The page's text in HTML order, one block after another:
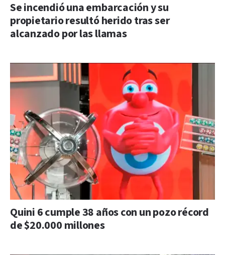
Se incendió una embarcación y su
propietario resultó herido tras ser
alcanzado por las llamas
Quini 6 cumple 38 años con un pozo récord
de $20.000 millones